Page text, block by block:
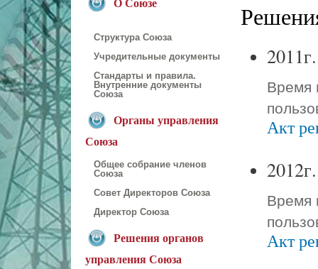
О Союзе
Структура Союза
Учредительные документы
Стандарты и правила.
Внутренние документы
Союза
Органы управления
Союза
Общее собрание членов
Союза
Совет Директоров Союза
Директор Союза
Решения органов
управления Союза
2011г.
Время
Акт
2012г.
Время
Акт